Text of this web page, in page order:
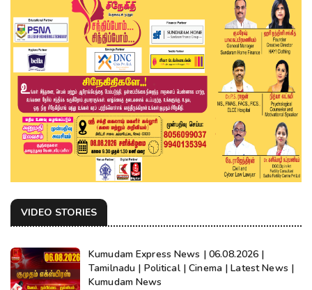
VIDEO STORIES
Kumudam Express News | 06.08.2026 |
Tamilnadu | Political | Cinema | Latest News |
Kumudam News